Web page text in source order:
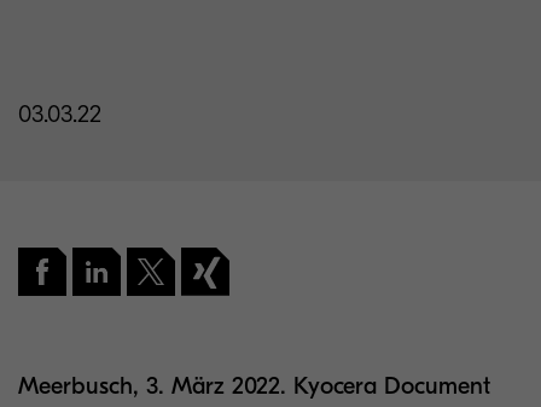
03.03.22
Meerbusch, 3. März 2022. Kyocera Document